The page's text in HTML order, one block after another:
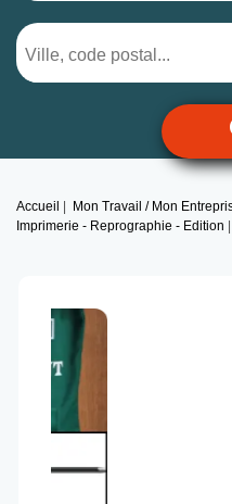
Accueil Mon Travail / Mon
Imprimerie - Reprographie - Edition
Previous
Ajouterà mes favoris